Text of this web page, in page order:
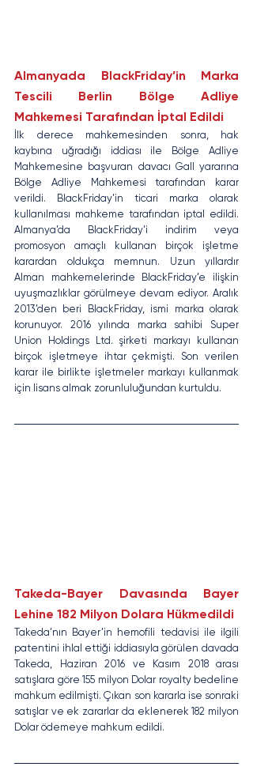
Almanyada BlackFriday’in Marka
Tescili Berlin Bölge Adliye
Mahkemesi Tarafından İptal Edildi
İlk derece mahkemesinden sonra, hak
kaybına uğradığı iddiası ile Bölge Adliye
Mahkemesine başvuran davacı Gall yararına
Bölge Adliye Mahkemesi tarafından karar
verildi. BlackFriday’in ticari marka olarak
kullanılması mahkeme tarafından iptal edildi.
Almanya’da BlackFriday’i indirim veya
promosyon amaçlı kullanan birçok işletme
karardan oldukça memnun. Uzun yıllardır
Alman mahkemelerinde BlackFriday’e ilişkin
uyuşmazlıklar görülmeye devam ediyor. Aralık
2013’den beri BlackFriday, ismi marka olarak
korunuyor. 2016 yılında marka sahibi Super
Union Holdings Ltd. şirketi markayı kullanan
birçok işletmeye ihtar çekmişti. Son verilen
karar ile birlikte işletmeler markayı kullanmak
için lisans almak zorunluluğundan kurtuldu.
Takeda-Bayer Davasında Bayer
Lehine 182 Milyon Dolara Hükmedildi
Takeda’nın Bayer’in hemofili tedavisi ile ilgili
patentini ihlal ettiği iddiasıyla görülen davada
Takeda, Haziran 2016 ve Kasım 2018 arası
satışlara göre 155 milyon Dolar royalty bedeline
mahkum edilmişti. Çıkan son kararla ise sonraki
satışlar ve ek zararlar da eklenerek 182 milyon
Dolar ödemeye mahkum edildi.